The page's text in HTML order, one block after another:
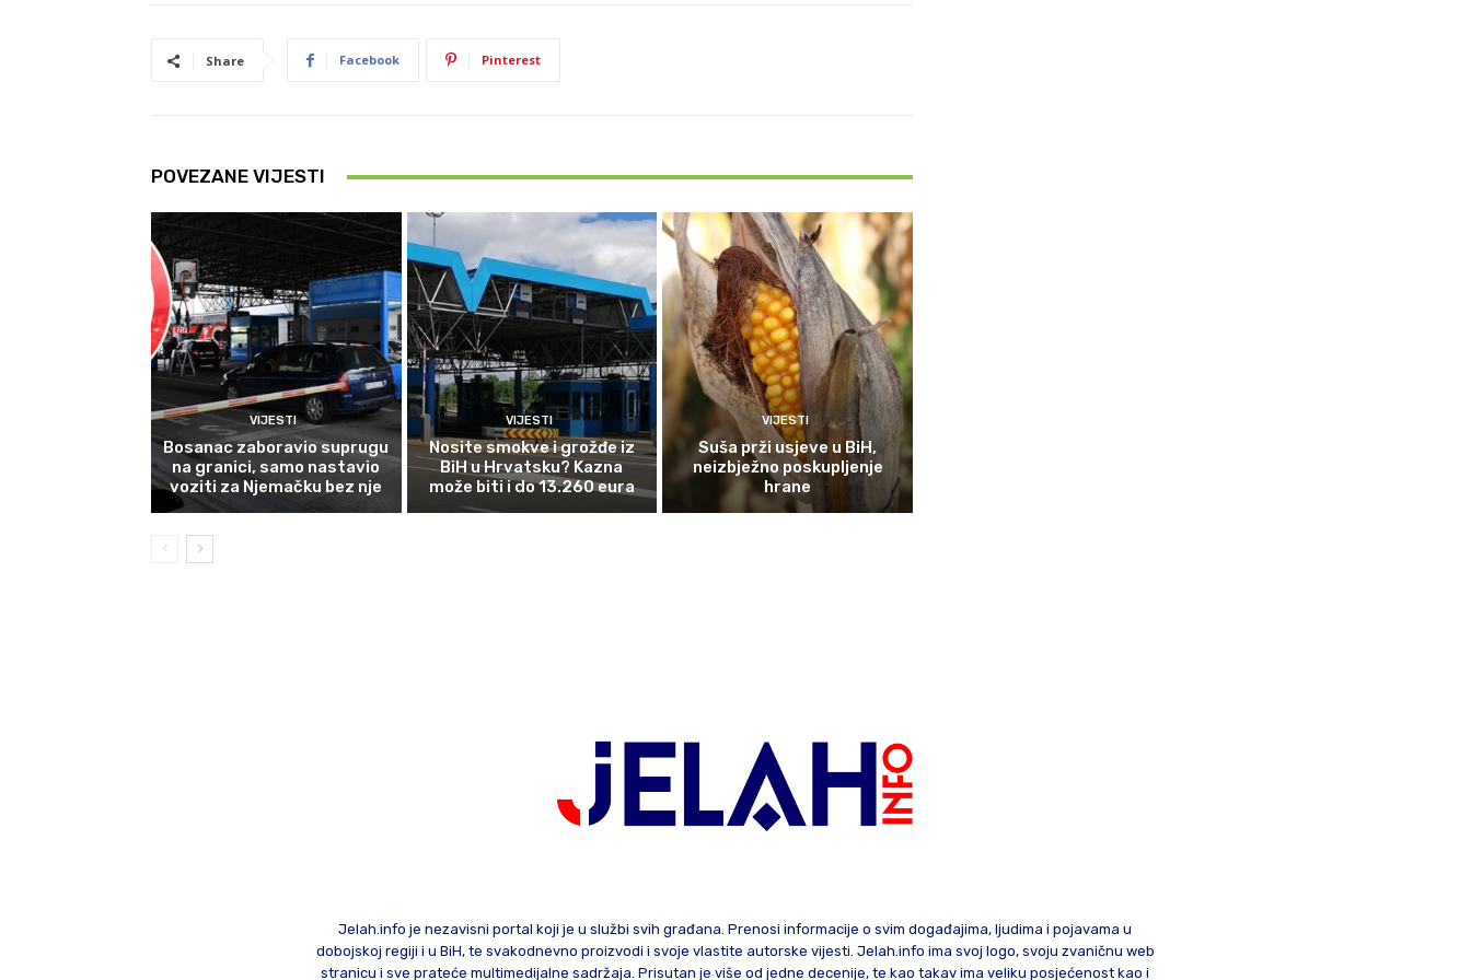
Share Facebook Pinterest
POVEZANE VIJESTI
VIJESTI
Bosanac zaboravio suprugu
na granici, samo nastavio
voziti za Njemačku bez nje
VIJESTI
Nosite smokve i grožđe iz
BiH u Hrvatsku? Kazna
može biti i do 13.260 eura
VIJESTI
Suša prži usjeve u BiH,
neizbježno poskupljenje
hrane
Jelah.info je nezavisni portal koji je u službi svih građana. Prenosi informacije o svim događajima, ljudima i pojavama u
dobojskoj regiji i u BiH, te svakodnevno proizvodi i svoje vlastite autorske vijesti. Jelah.info ima svoj logo, svoju zvaničnu web
stranicu i sve prateće multimedijalne sadržaja. Prisutan je više od jedne decenije, te kao takav ima veliku posjećenost kao i